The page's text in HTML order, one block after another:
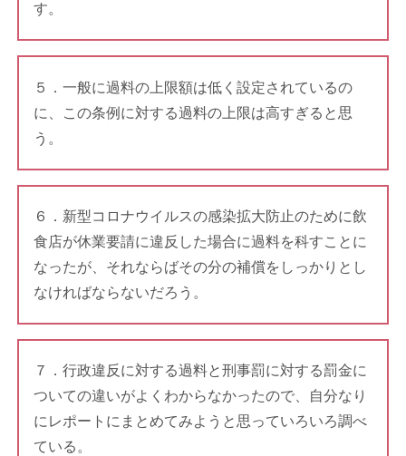
す。
５．一般に過料の上限額は低く設定されているの
に、この条例に対する過料の上限は高すぎると思
う。
６．新型コロナウイルスの感染拡大防止のために飲
食店が休業要請に違反した場合に過料を科すことに
なったが、それならばその分の補償をしっかりとし
なければならないだろう。
７．行政違反に対する過料と刑事罰に対する罰金に
ついての違いがよくわからなかったので、自分なり
にレポートにまとめてみようと思っていろいろ調べ
ている。